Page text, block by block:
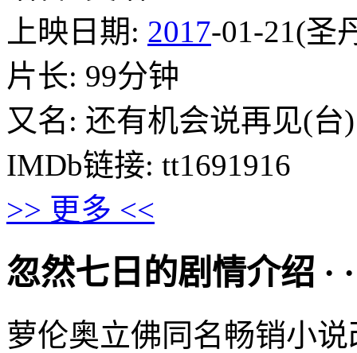
上映日期: 2017-01-21(圣
片长: 99分钟
又名: 还有机会说再见(台
IMDb链接: tt1691916
>> 更多 <<
忽然七日的剧情介绍 · ·
萝伦奥立佛同名畅销小